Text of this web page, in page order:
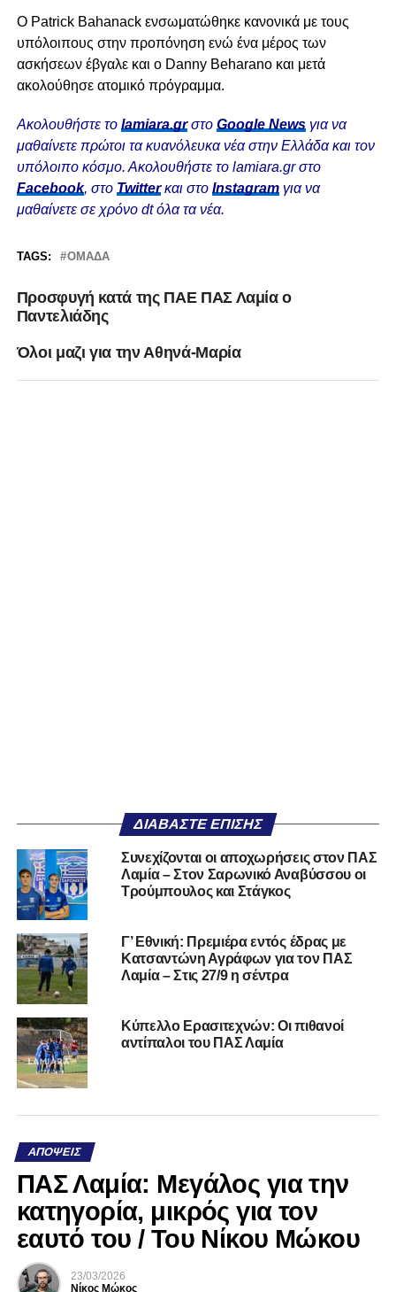
Ο Patrick Bahanack ενσωματώθηκε κανονικά με τους
υπόλοιπους στην προπόνηση ενώ ένα μέρος των
ασκήσεων έβγαλε και ο Danny Beharano και μετά
ακολούθησε ατομικό πρόγραμμα.
Ακολουθήστε το lamiara.grστο Google Newsγια να
μαθαίνετε πρώτοι τα κυανόλευκα νέα στην Ελλάδα και τον
υπόλοιπο κόσμο. Ακολουθήστε το lamiara.gr στο
Facebook, στο Twitterκαι στο Instagram για να
μαθαίνετε σε χρόνο dt όλα τα νέα.
TAGS: ΟΜΆΔΑ
Προσφυγή κατά της ΠΑΕ ΠΑΣ Λαμία ο
Παντελιάδης
Όλοι μαζι για την Αθηνά-Μαρία
ΔΙΑΒΆΣΤΕ ΕΠΊΣΗΣ
Συνεχίζονται οι αποχωρήσεις στον ΠΑΣ
Λαμία – Στον Σαρωνικό Αναβύσσου οι
Τρούμπουλος και Στάγκος
Γ’ Εθνική: Πρεμιέρα εντός έδρας με
Κατσαντώνη Αγράφων για τον ΠΑΣ
Λαμία – Στις 27/9 η σέντρα
Κύπελλο Ερασιτεχνών: Οι πιθανοί
αντίπαλοι του ΠΑΣ Λαμία
ΑΠΌΨΕΙΣ
ΠΑΣ Λαμία: Μεγάλος για την
κατηγορία, μικρός για τον
εαυτό του / Του Νίκου Μώκου
23/03/2026
Νίκος Μώκος